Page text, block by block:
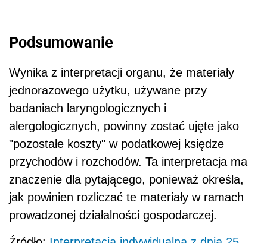
Podsumowanie
Wynika z interpretacji organu, że materiały
jednorazowego użytku, używane przy
badaniach laryngologicznych i
alergologicznych, powinny zostać ujęte jako
"pozostałe koszty" w podatkowej księdze
przychodów i rozchodów. Ta interpretacja ma
znaczenie dla pytającego, ponieważ określa,
jak powinien rozliczać te materiały w ramach
prowadzonej działalności gospodarczej.